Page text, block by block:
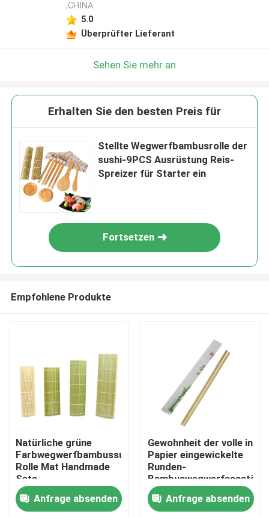
,CHINA
5.0
Überprüfter Lieferant
Sehen Sie mehr an
Erhalten Sie den besten Preis für
Stellte Wegwerfbambusrolle der
sushi-9PCS Ausrüstung Reis-
Spreizer für Starter ein
Fortsetzen
Empfohlene Produkte
Natürliche grüne
Farbwegwerfbambussushi-
Rolle Mat Handmade
Sets
Anfrage absenden
Gewohnheit der volle in
Papier eingewickelte
Runden-
19.5cm 4.5mm
Anfrage absenden